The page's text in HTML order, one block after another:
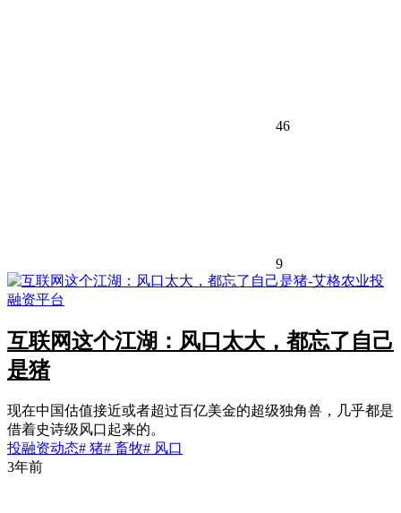
46
9
互联网这个江湖：风口太大，都忘了自己
是猪
现在中国估值接近或者超过百亿美金的超级独角兽，几乎都是
借着史诗级风口起来的。
投融资动态# 猪# 畜牧# 风口
3年前